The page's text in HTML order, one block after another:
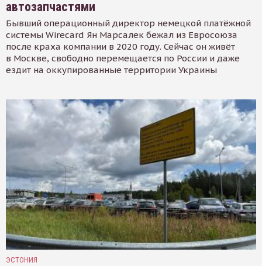
автозапчастями
Бывший операционный директор немецкой платёжной
системы Wirecard Ян Марсалек бежал из Евросоюза
после краха компании в 2020 году. Сейчас он живёт
в Москве, свободно перемещается по России и даже
ездит на оккупированные территории Украины
ЭСТОНИЯ